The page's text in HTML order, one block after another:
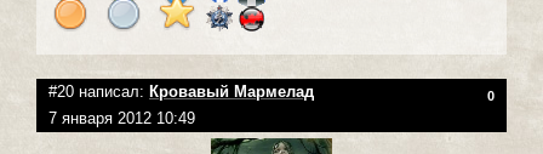
#20 написал: Кровавый Мармелад 0
7 января 2012 10:49